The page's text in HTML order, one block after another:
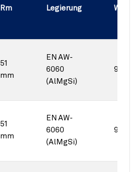
Rm Legierung Winkel
51
mm
EN AW-
6060
(AlMgSi)
90°
51
mm
EN AW-
6060
(AlMgSi)
90°